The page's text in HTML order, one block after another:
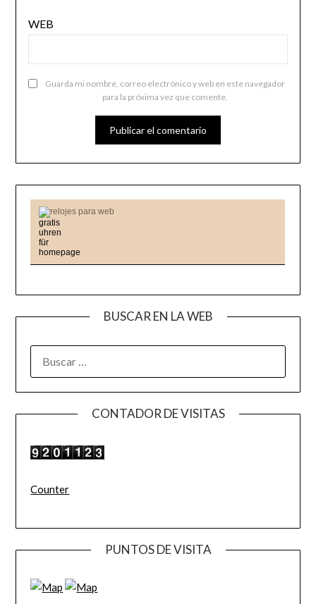
WEB
Guarda mi nombre, correo electrónico y web en este navegador
para la próxima vez que comente.
relojes para web
BUSCAR EN LA WEB
CONTADOR DE VISITAS
Counter
PUNTOS DE VISITA